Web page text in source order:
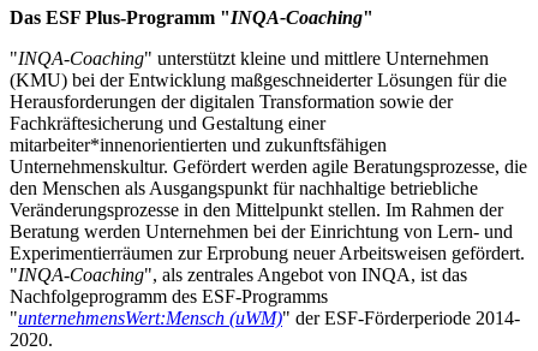
Das ESF Plus-Programm "INQA-Coaching"
"INQA-Coaching" unterstützt kleine und mittlere Unternehmen
(KMU) bei der Entwicklung maßgeschneiderter Lösungen für die
Herausforderungen der digitalen Transformation sowie der
Fachkräftesicherung und Gestaltung einer
mitarbeiter*innenorientierten und zukunftsfähigen
Unternehmenskultur. Gefördert werden agile Beratungsprozesse, die
den Menschen als Ausgangspunkt für nachhaltige betriebliche
Veränderungsprozesse in den Mittelpunkt stellen. Im Rahmen der
Beratung werden Unternehmen bei der Einrichtung von Lern- und
Experimentierräumen zur Erprobung neuer Arbeitsweisen gefördert.
"INQA-Coaching", als zentrales Angebot von INQA, ist das
Nachfolgeprogramm des ESF-Programms
"unternehmensWert:Mensch (uWM)" der ESF-Förderperiode 2014-
2020.